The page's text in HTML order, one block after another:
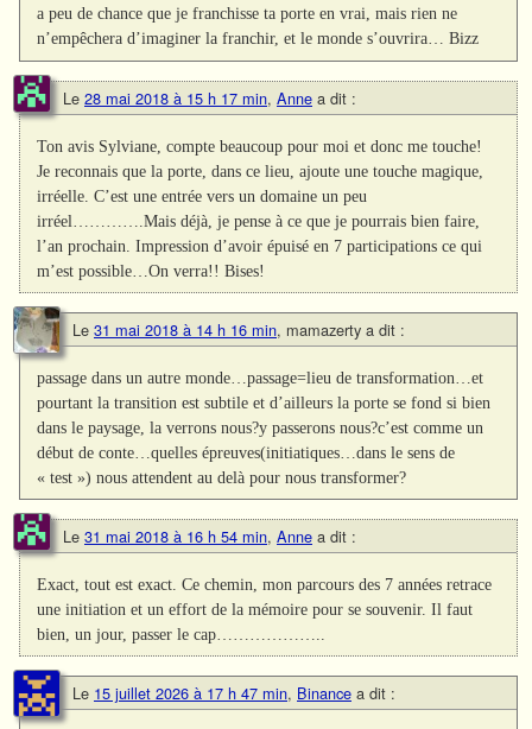
a peu de chance que je franchisse ta porte en vrai, mais rien ne
n’empêchera d’imaginer la franchir, et le monde s’ouvrira… Bizz
Le 28 mai 2018 à 15 h 17 min, Anne a dit :
Ton avis Sylviane, compte beaucoup pour moi et donc me touche!
Je reconnais que la porte, dans ce lieu, ajoute une touche magique,
irréelle. C’est une entrée vers un domaine un peu
irréel………….Mais déjà, je pense à ce que je pourrais bien faire,
l’an prochain. Impression d’avoir épuisé en 7 participations ce qui
m’est possible…On verra!! Bises!
Le 31 mai 2018 à 14 h 16 min, mamazerty a dit :
passage dans un autre monde…passage=lieu de transformation…et
pourtant la transition est subtile et d’ailleurs la porte se fond si bien
dans le paysage, la verrons nous?y passerons nous?c’est comme un
début de conte…quelles épreuves(initiatiques…dans le sens de
« test ») nous attendent au delà pour nous transformer?
Le 31 mai 2018 à 16 h 54 min, Anne a dit :
Exact, tout est exact. Ce chemin, mon parcours des 7 années retrace
une initiation et un effort de la mémoire pour se souvenir. Il faut
bien, un jour, passer le cap………………..
Le 15 juillet 2026 à 17 h 47 min, Binance a dit :